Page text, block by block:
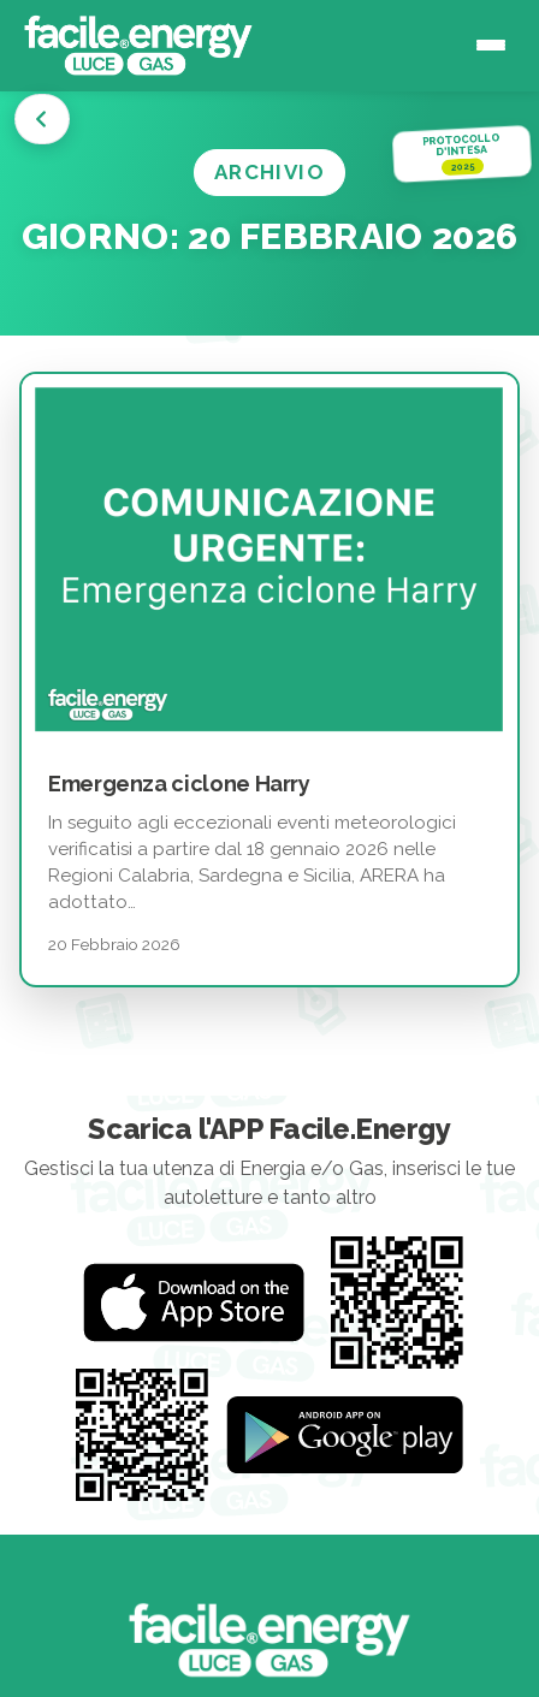
PROTOCOLLO
D'INTESA
2025
ARCHIVIO
GIORNO: 20 FEBBRAIO 2026
Emergenza ciclone Harry
In seguito agli eccezionali eventi meteorologici
verificatisi a partire dal 18 gennaio 2026 nelle
Regioni Calabria, Sardegna e Sicilia, ARERA ha
adottato…
20 Febbraio 2026
Scarica l'APP Facile.Energy
Gestisci la tua utenza di Energia e/o Gas, inserisci le tue
autoletture e tanto altro